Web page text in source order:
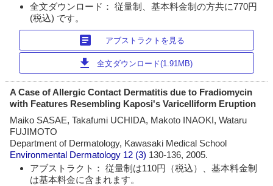
全文ダウンロード： 従量制、基本料金制の方共に770円
(税込) です。
article アブストラクトを見る
download 全文ダウンロード(1.91MB)
A Case of Allergic Contact Dermatitis due to Fradiomycin
with Features Resembling Kaposi's Varicelliform Eruption
Maiko SASAE, Takafumi UCHIDA, Makoto INAOKI, Wataru
FUJIMOTO
Department of Dermatology, Kawasaki Medical School
Environmental Dermatology 12 (3) 130-136, 2005.
アブストラクト： 従量制は110円（税込）、基本料金制
は基本料金に含まれます。